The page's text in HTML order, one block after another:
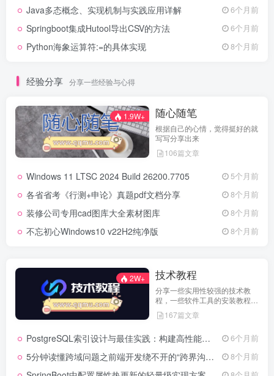
Java多态概念、实现机制与实践应用详解 6个月前
Springboot集成Hutool导出CSV的方法 6个月前
Python海象运算符:=的具体实现 8个月前
经验分享 分享一些经验与心得
1.9W+ 随心随笔
根据自己的心情，觉得挺好的就
写写分享出来
106篇文章
Windows 11 LTSC 2024 Build 26200.7705 5个月前
各省省考《行测+申论》真题pdf文档分享 8个月前
装修公司专用cad图库大全素材图库 8个月前
不忘初心Windows10 v22H2纯净版 8个月前
2W+ 技术教程
分享一些实用性较强的技术教
程，一些软件工具的安装教程，
以及一些工具的实用方法，环境
配置等等
167篇文章
PostgreSQL索引设计与最佳实践：构建高性能数据库的基石 6个月前
5分钟读懂跨域问题之前端开发绕不开的“跨界沟通”难题 8个月前